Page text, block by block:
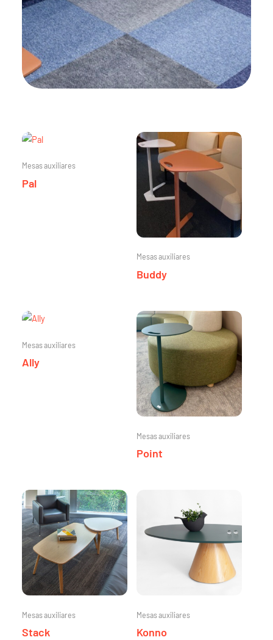
Mesas auxiliares
Pal
Mesas auxiliares
Buddy
Mesas auxiliares
Ally
Mesas auxiliares
Point
Mesas auxiliares
Stack
Mesas auxiliares
Konno